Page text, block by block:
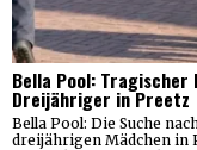
Bella Pool: Tragischer
Dreijähriger in Preetz
Bella Pool: Die Suche
dreijährigen Mädchen in